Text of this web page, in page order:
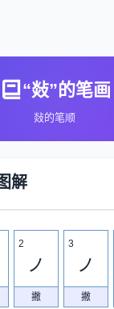
“敥”的笔画
敥的笔顺
解
2
ノ
撇
3
ノ
撇